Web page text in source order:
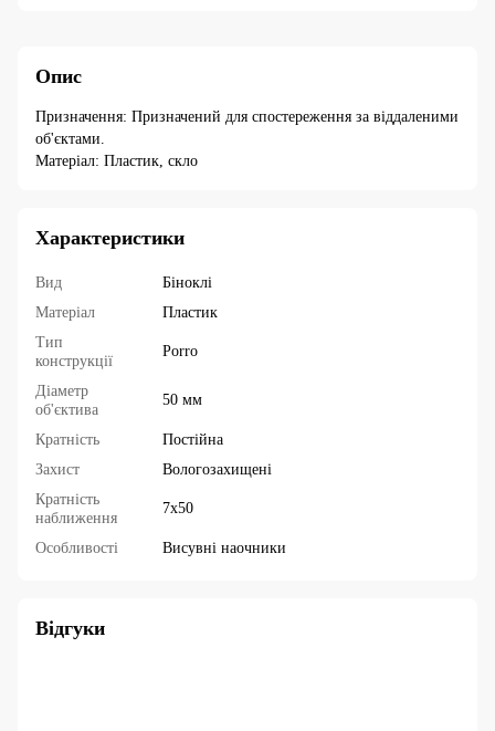
Опис
Призначення: Призначений для спостереження за віддаленими
об'єктами.
Матеріал: Пластик, скло
Характеристики
Вид
Біноклі
Матеріал
Пластик
Тип
конструкції
Porro
Діаметр
об'єктива
50 мм
Кратність
Постійна
Захист
Вологозахищені
Кратність
наближення
7х50
Особливості Висувні наочники
Відгуки